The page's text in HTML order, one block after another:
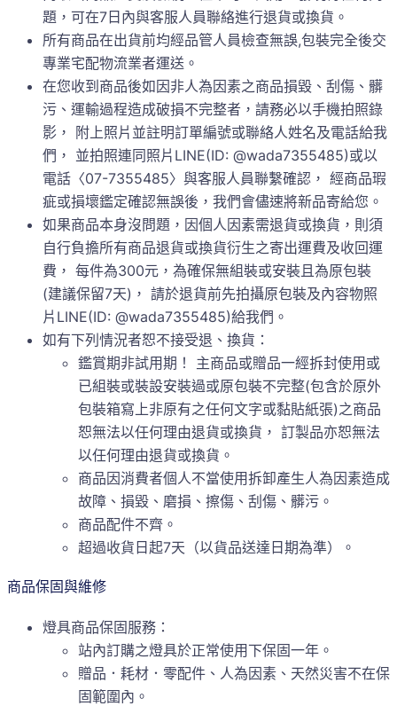
題，可在7日內與客服人員聯絡進行退貨或換貨。
所有商品在出貨前均經品管人員檢查無誤,包裝完全後交
專業宅配物流業者運送。
在您收到商品後如因非人為因素之商品損毀、刮傷、髒
污、運輸過程造成破損不完整者，請務必以手機拍照錄
影， 附上照片並註明訂單編號或聯絡人姓名及電話給我
們， 並拍照連同照片LINE(ID: @wada7355485)或以
電話〈07-7355485〉與客服人員聯繫確認， 經商品瑕
疵或損壞鑑定確認無誤後，我們會儘速將新品寄給您。
如果商品本身沒問題，因個人因素需退貨或換貨，則須
自行負擔所有商品退貨或換貨衍生之寄出運費及收回運
費， 每件為300元，為確保無組裝或安裝且為原包裝
(建議保留7天)， 請於退貨前先拍攝原包裝及內容物照
片LINE(ID: @wada7355485)給我們。
如有下列情況者恕不接受退、換貨：
鑑賞期非試用期！ 主商品或贈品一經拆封使用或
已組裝或裝設安裝過或原包裝不完整(包含於原外
包裝箱寫上非原有之任何文字或黏貼紙張)之商品
恕無法以任何理由退貨或換貨， 訂製品亦恕無法
以任何理由退貨或換貨。
商品因消費者個人不當使用拆卸產生人為因素造成
故障、損毀、磨損、擦傷、刮傷、髒污。
商品配件不齊。
超過收貨日起7天（以貨品送達日期為準）。
商品保固與維修
燈具商品保固服務：
站內訂購之燈具於正常使用下保固一年。
贈品．耗材．零配件、人為因素、天然災害不在保
固範圍內。